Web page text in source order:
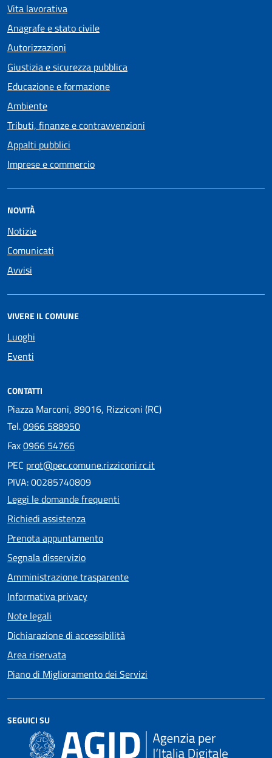
Vita lavorativa
Anagrafe e stato civile
Autorizzazioni
Giustizia e sicurezza pubblica
Educazione e formazione
Ambiente
Tributi, finanze e contravvenzioni
Appalti pubblici
Imprese e commercio
NOVITÀ
Notizie
Comunicati
Avvisi
VIVERE IL COMUNE
Luoghi
Eventi
CONTATTI
Piazza Marconi, 89016, Rizziconi (RC)
Tel.0966 588950
Fax0966 54766
PEC prot@pec.comune.rizziconi.rc.it
PIVA: 00285740809
Leggi le domande frequenti
Richiedi assistenza
Prenota appuntamento
Segnala disservizio
Amministrazione trasparente
Informativa privacy
Note legali
Dichiarazione di accessibilità
Area riservata
Piano di Miglioramento dei Servizi
SEGUICI SU